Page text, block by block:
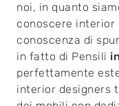
noi, in quanto
conoscere interior
conoscenza di
in fatto di Pensili
perfettamente
interior designers